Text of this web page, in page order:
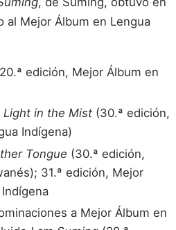
al Mejor Álbum en Lengua
edición, Mejor Álbum en
Light in the Mist (30.ª edición,
Indígena)
Tongue (30.ª edición,
31.ª edición, Mejor
a Mejor Álbum en